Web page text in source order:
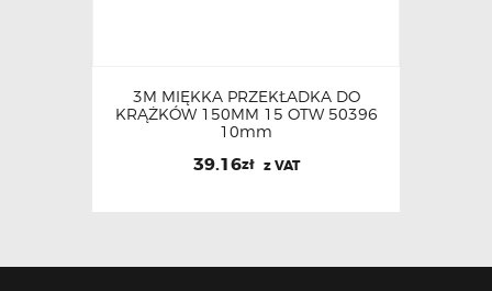
3M MIĘKKA PRZEKŁADKA DO
KRĄŻKÓW 150MM 15 OTW 50396
10mm
39.16zł z VAT